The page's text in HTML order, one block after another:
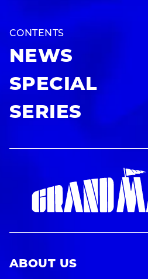
CONTENTS
NEWS
SPECIAL
SERIES
ABOUT US